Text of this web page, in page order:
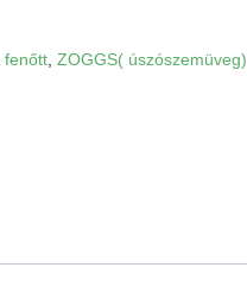
fenőtt, ZOGGS( úszószemüveg)